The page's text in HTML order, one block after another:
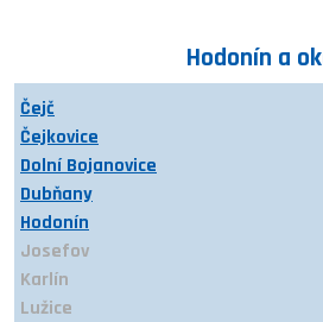
Hodonín a
Čejč
Čejkovice
Dolní Bojanovice
Dubňany
Hodonín
Josefov
Karlín
Lužice